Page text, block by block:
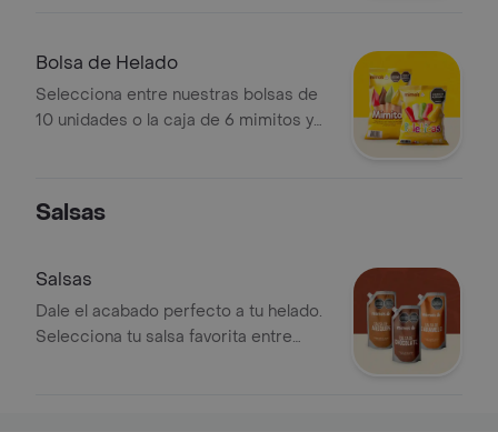
Bolsa de Helado
Selecciona entre nuestras bolsas de
10 unidades o la caja de 6 mimitos y
Salsas
Salsas
Dale el acabado perfecto a tu helado.
Selecciona tu salsa favorita entre